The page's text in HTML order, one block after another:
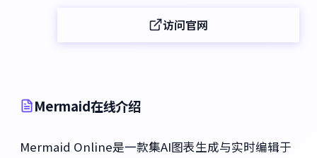
访问官网
Mermaid在线介绍
Mermaid Online是一款集AI图表生成与实时编辑于